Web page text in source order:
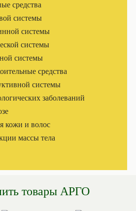
средства
системы
системы
системы
системы
средства
системы
заболеваний
кожи и волос
массы тела
товары АРГО